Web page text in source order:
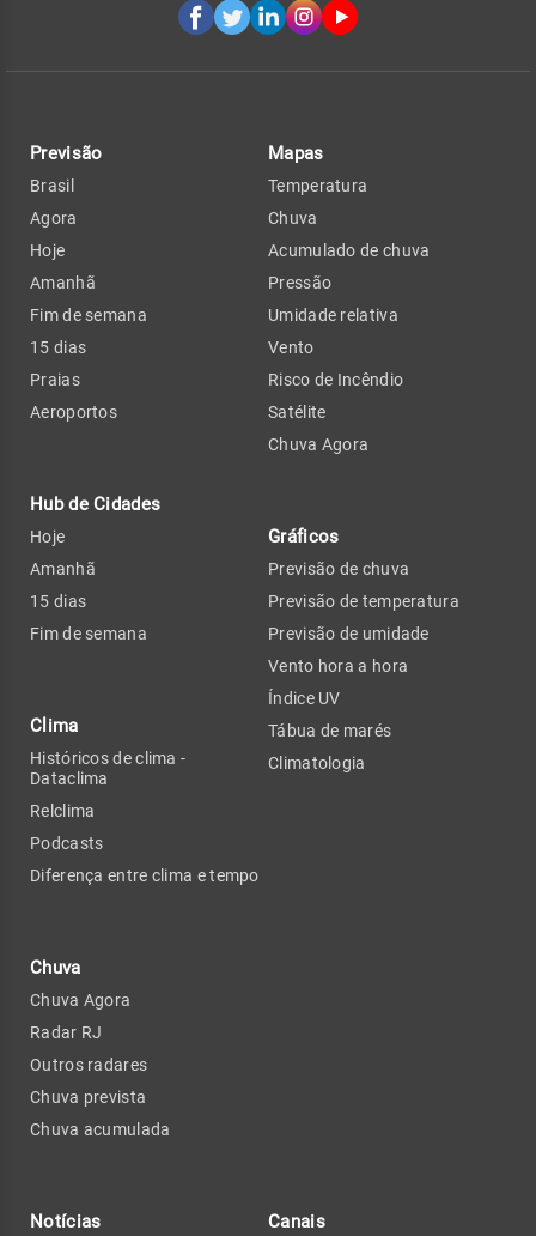
Previsão
Brasil
Agora
Hoje
Amanhã
Fim de semana
15 dias
Praias
Aeroportos
Hub de Cidades
Hoje
Amanhã
15 dias
Fim de semana
Clima
Históricos de clima -
Dataclima
Relclima
Podcasts
Diferença entre clima e tempo
Chuva
Chuva Agora
Radar RJ
Outros radares
Chuva prevista
Chuva acumulada
Mapas
Temperatura
Chuva
Acumulado de chuva
Pressão
Umidade relativa
Vento
Risco de Incêndio
Satélite
Chuva Agora
Gráficos
Previsão de chuva
Previsão de temperatura
Previsão de umidade
Vento hora a hora
Índice UV
Tábua de marés
Climatologia
Notícias Canais